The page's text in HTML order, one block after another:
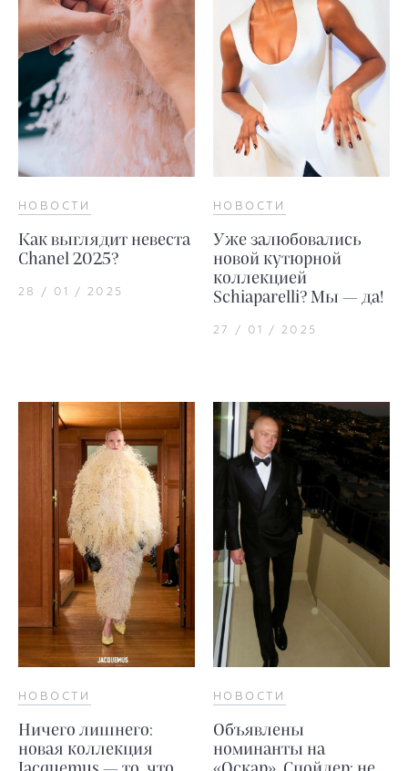
НОВОСТИ
Как выглядит невеста
Chanel 2025?
28 / 01 / 2025
НОВОСТИ
Уже залюбовались
новой кутюрной
коллекцией
Schiaparelli? Мы — да!
27 / 01 / 2025
НОВОСТИ
Ничего лишнего:
новая коллекция
НОВОСТИ
Объявлены
номинанты на